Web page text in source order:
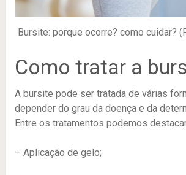
Bursite: porque ocorre? como cuidar?
Como tratar a
A bursite pode ser tratada de várias
depender do grau da doença e da
Entre os tratamentos podemos
– Aplicação de gelo;